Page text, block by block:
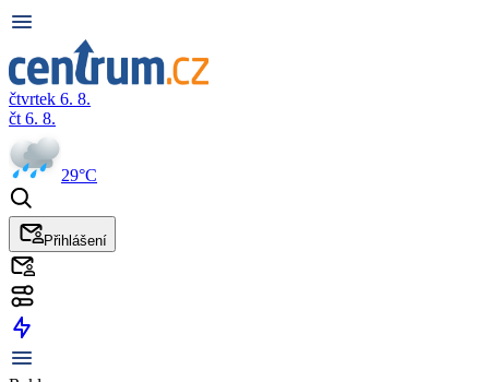
čtvrtek 6. 8.
čt 6. 8.
29°C
Přihlášení